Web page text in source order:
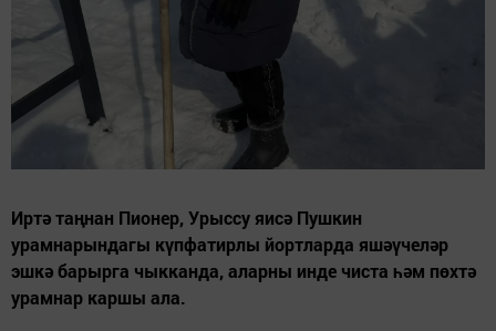
Иртә таңнан Пионер, Урыссу яисә Пушкин
урамнарындагы күпфатирлы йортларда яшәүчеләр
эшкә барырга чыкканда, аларны инде чиста һәм пөхтә
урамнар каршы ала.